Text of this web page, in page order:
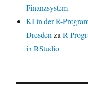
Finanzsystem
KI in der R-
DresdenzuR-
in RStudio